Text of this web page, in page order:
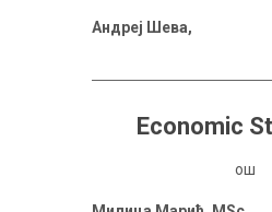
Андреј Шева,
Economic
ош